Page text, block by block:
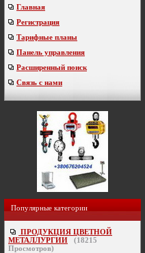
Главная
Регистрация
Тарифные планы
Панель управления
Расширенный поиск
Связь с нами
Популярные категории
ПРОДУКЦИЯ ЦВЕТНОЙ
МЕТАЛЛУРГИИ
(18215
Просмотров)